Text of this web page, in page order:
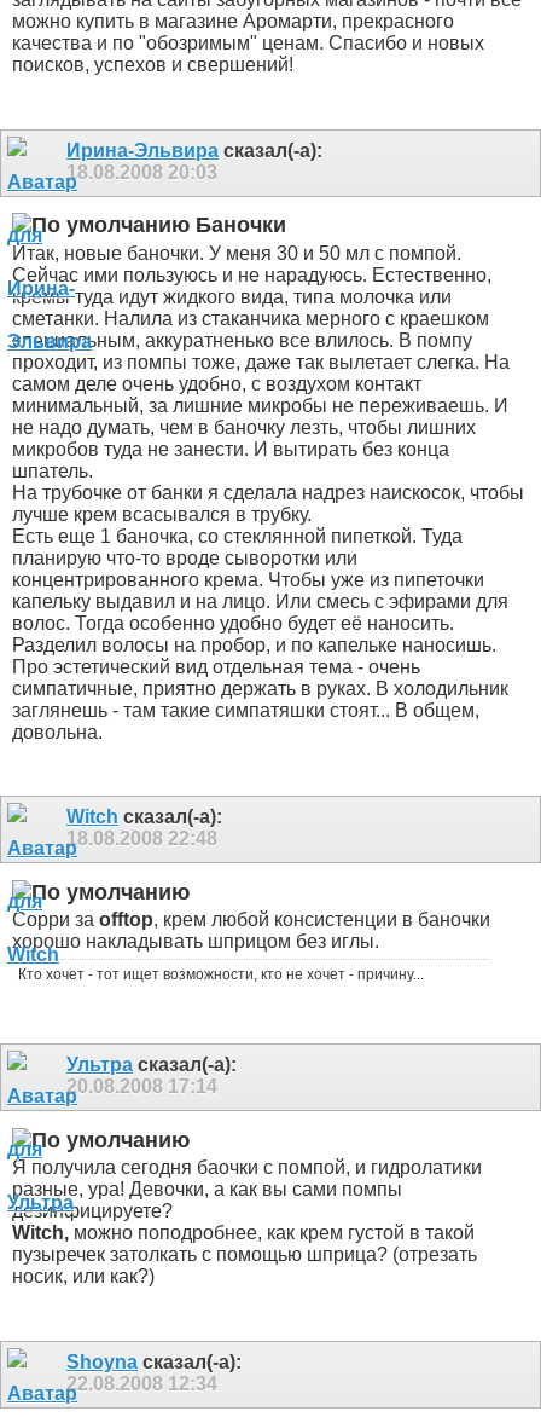
можно купить в магазине Аромарти, прекрасного
качества и по "обозримым" ценам. Спасибо и новых
поисков, успехов и свершений!
Ирина-Эльвира сказал(-а):
18.08.2008 20:03
Баночки
Итак, новые баночки. У меня 30 и 50 мл с помпой.
Сейчас ими пользуюсь и не нарадуюсь. Естественно,
кремы туда идут жидкого вида, типа молочка или
сметанки. Налила из стаканчика мерного с краешком
специальным, аккуратненько все влилось. В помпу
проходит, из помпы тоже, даже так вылетает слегка. На
самом деле очень удобно, с воздухом контакт
минимальный, за лишние микробы не переживаешь. И
не надо думать, чем в баночку лезть, чтобы лишних
микробов туда не занести. И вытирать без конца
шпатель.
На трубочке от банки я сделала надрез наискосок, чтобы
лучше крем всасывался в трубку.
Есть еще 1 баночка, со стеклянной пипеткой. Туда
планирую что-то вроде сыворотки или
концентрированного крема. Чтобы уже из пипеточки
капельку выдавил и на лицо. Или смесь с эфирами для
волос. Тогда особенно удобно будет её наносить.
Разделил волосы на пробор, и по капельке наносишь.
Про эстетический вид отдельная тема - очень
симпатичные, приятно держать в руках. В холодильник
заглянешь - там такие симпатяшки стоят... В общем,
довольна.
Witch сказал(-а):
18.08.2008 22:48
Сорри за offtop, крем любой консистенции в баночки
хорошо накладывать шприцом без иглы.
Кто хочет - тот ищет возможности, кто не хочет - причину...
Ультра сказал(-а):
20.08.2008 17:14
Я получила сегодня баочки с помпой, и гидролатики
разные, ура! Девочки, а как вы сами помпы
дезинфицируете?
Witch, можно поподробнее, как крем густой в такой
пузыречек затолкать с помощью шприца? (отрезать
носик, или как?)
Shoyna сказал(-а):
22.08.2008 12:34